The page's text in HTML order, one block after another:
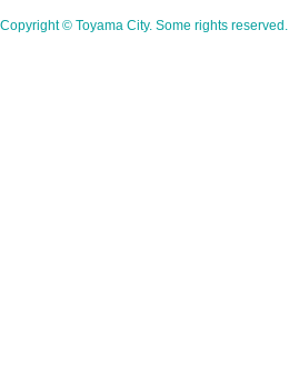
Copyright © Toyama City. Some rights reserved.